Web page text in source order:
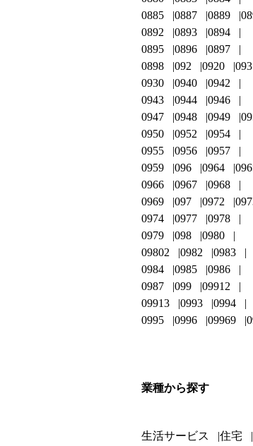
0885
0887 0889
0892
0893
0894
0895
0896
0897
0898
092 0920
093
0930
0940
0942
0943
0944
0946
0947
0948 0949
0950
0952
0954
0955
0956
0957
0959
096 0964
0966
0967
0968
0969
097 0972
0974
0977
0978
0979
098
0980
09802
0982
0983
0984
0985
0986
0987
099
09912
09913
0993
0994
0995
0996 09969
業種から探す
生活サービス 住宅